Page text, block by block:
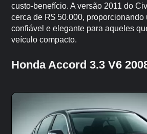
custo-benefício. A versão 2011 do
cerca de R$ 50.000, proporcionando
confiável e elegante para aqueles
veículo compacto.
Honda Accord 3.3 V6